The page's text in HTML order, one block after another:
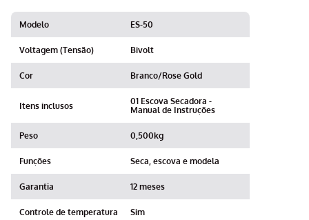
Modelo ES-50
Voltagem (Tensão) Bivolt
Cor Branco/Rose Gold
Itens inclusos
01 Escova Secadora -
Manual de Instruções
Peso 0,500kg
Funções Seca, escova e modela
Garantia 12 meses
Controle de temperatura Sim